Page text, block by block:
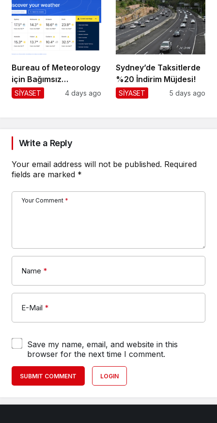
Bureau of Meteorology
için Bağımsız
Değerlendirme!
SİYASET 4 days ago
Sydney’de Taksitlerde
%20 İndirim Müjdesi!
SİYASET 5 days ago
Write a Reply
Your email address will not be published. Required
fields are marked *
Your Comment *
Name *
E-Mail *
Save my name, email, and website in this
browser for the next time I comment.
SUBMIT COMMENT LOGIN